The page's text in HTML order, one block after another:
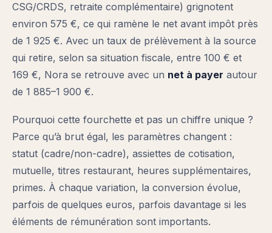
CSG/CRDS, retraite complémentaire) grignotent
environ 575 €, ce qui ramène le net avant impôt près
de 1 925 €. Avec un taux de prélèvement à la source
qui retire, selon sa situation fiscale, entre 100 € et
169 €, Nora se retrouve avec un net à payer autour
de 1 885–1 900 €.
Pourquoi cette fourchette et pas un chiffre unique ?
Parce qu’à brut égal, les paramètres changent :
statut (cadre/non-cadre), assiettes de cotisation,
mutuelle, titres restaurant, heures supplémentaires,
primes. À chaque variation, la conversion évolue,
parfois de quelques euros, parfois davantage si les
éléments de rémunération sont importants.